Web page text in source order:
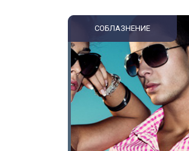
СОБЛАЗНЕНИЕ